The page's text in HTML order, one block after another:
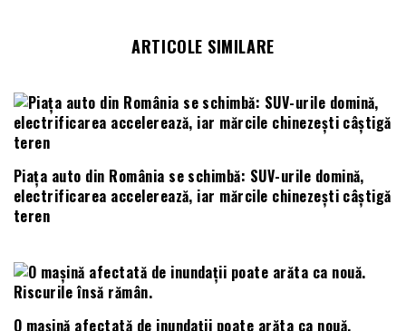
ARTICOLE SIMILARE
Piața auto din România se schimbă: SUV-urile domină,
electrificarea accelerează, iar mărcile chinezești câștigă
teren
O mașină afectată de inundații poate arăta ca nouă.